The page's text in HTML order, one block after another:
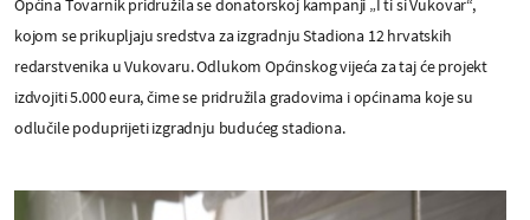
Općina Tovarnik pridružila se donatorskoj kampanji „I ti si Vukovar“,
kojom se prikupljaju sredstva za izgradnju Stadiona 12 hrvatskih
redarstvenika u Vukovaru. Odlukom Općinskog vijeća za taj će projekt
izdvojiti 5.000 eura, čime se pridružila gradovima i općinama koje su
odlučile poduprijeti izgradnju budućeg stadiona.